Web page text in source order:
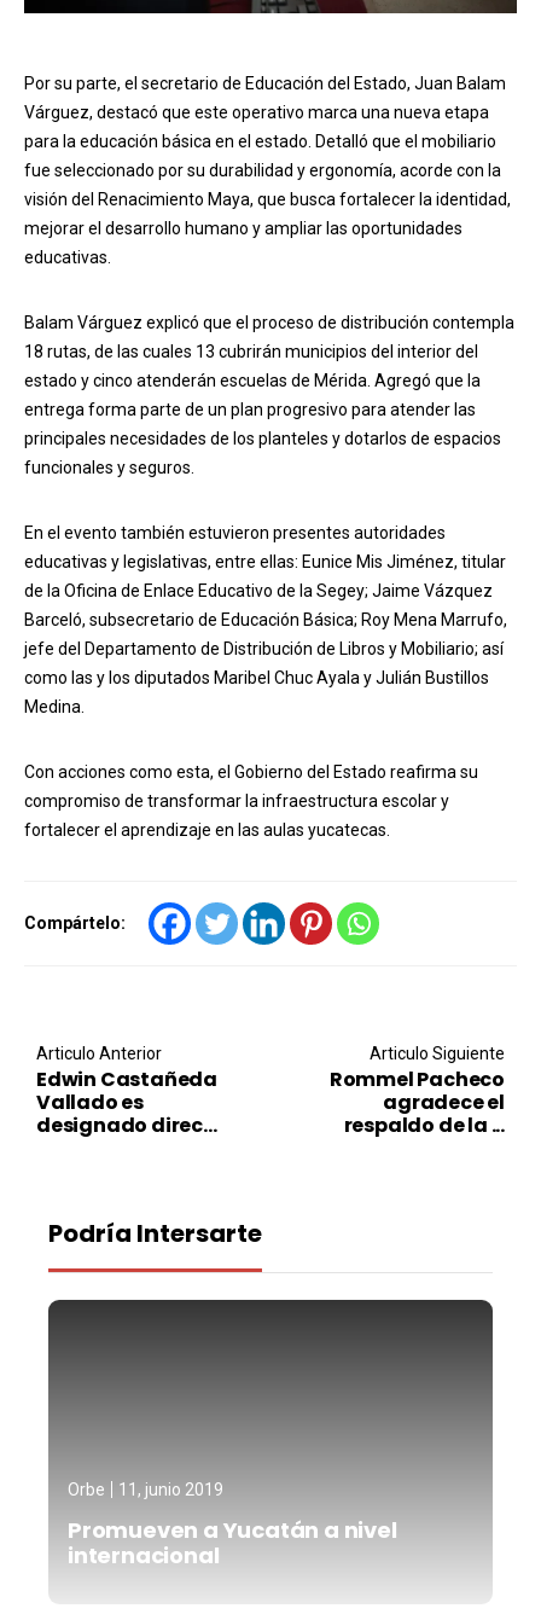
Por su parte, el secretario de Educación del Estado, Juan Balam
Várguez, destacó que este operativo marca una nueva etapa
para la educación básica en el estado. Detalló que el mobiliario
fue seleccionado por su durabilidad y ergonomía, acorde con la
visión del Renacimiento Maya, que busca fortalecer la identidad,
mejorar el desarrollo humano y ampliar las oportunidades
educativas.
Balam Várguez explicó que el proceso de distribución contempla
18 rutas, de las cuales 13 cubrirán municipios del interior del
estado y cinco atenderán escuelas de Mérida. Agregó que la
entrega forma parte de un plan progresivo para atender las
principales necesidades de los planteles y dotarlos de espacios
funcionales y seguros.
En el evento también estuvieron presentes autoridades
educativas y legislativas, entre ellas: Eunice Mis Jiménez, titular
de la Oficina de Enlace Educativo de la Segey; Jaime Vázquez
Barceló, subsecretario de Educación Básica; Roy Mena Marrufo,
jefe del Departamento de Distribución de Libros y Mobiliario; así
como las y los diputados Maribel Chuc Ayala y Julián Bustillos
Medina.
Con acciones como esta, el Gobierno del Estado reafirma su
compromiso de transformar la infraestructura escolar y
fortalecer el aprendizaje en las aulas yucatecas.
Compártelo:
Post navigation
Articulo Anterior
Edwin Castañeda
Vallado es
designado direc...
Articulo Siguiente
Rommel Pacheco
agradece el
respaldo de la ...
Podría Intersarte
Orbe 11, junio 2019
Promueven a Yucatán a nivel
internacional